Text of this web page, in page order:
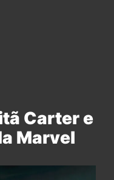
Carter e
Marvel